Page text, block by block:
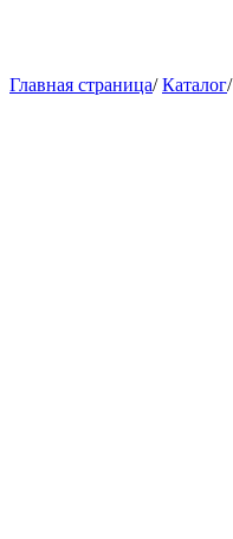
Главная страница/ Каталог/